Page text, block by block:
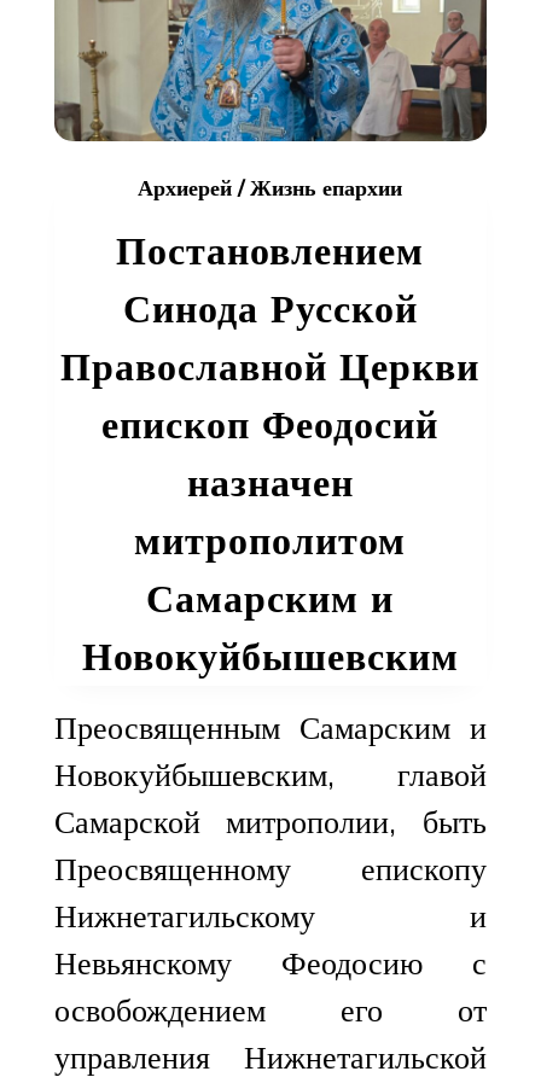
Архиерей /Жизнь епархии
Постановлением
Синода Русской
Православной Церкви
епископ Феодосий
назначен
митрополитом
Самарским и
Новокуйбышевским
Преосвященным Самарским и
Новокуйбышевским, главой
Самарской митрополии, быть
Преосвященному епископу
Нижнетагильскому и
Невьянскому Феодосию с
освобождением его от
управления Нижнетагильской